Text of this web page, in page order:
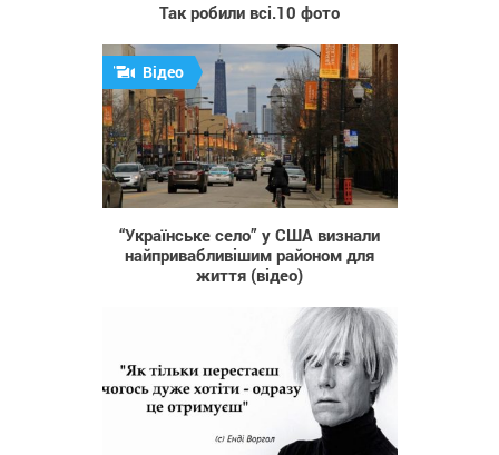
Так робили всі.10 фото
4 168
Відео
“Українське село” у США визнали
найпривабливішим районом для
життя (відео)